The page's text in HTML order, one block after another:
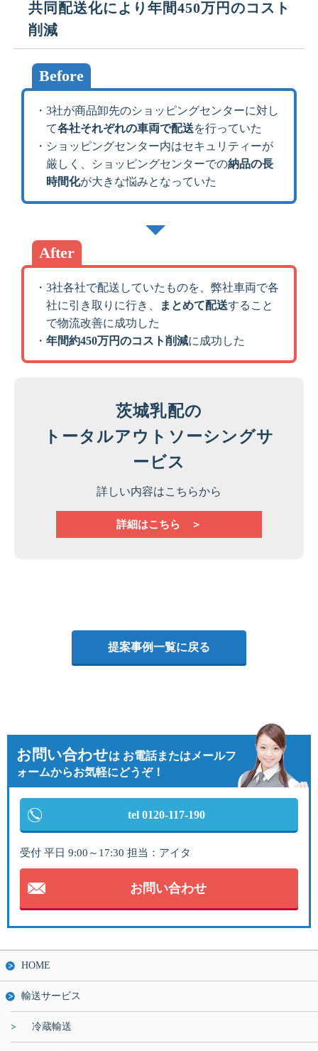
共同配送化により年間450万円のコスト
削減
Before
・3社が商品卸先のショッピングセンターに対し
て各社それぞれの車両で配送を行っていた
・ショッピングセンター内はセキュリティーが
厳しく、ショッピングセンターでの納品の長
時間化が大きな悩みとなっていた
After
・3社各社で配送していたものを、弊社車両で各
社に引き取りに行き、
まとめて配送すること
で物流改善に成功した
・ 年間約450万円のコスト削減に成功した
茨城乳配の
トータルアウトソーシングサ
ービス
詳しい内容はこちらから
詳細はこちら ＞
提案事例一覧に戻る
お問い合わせは お電話またはメールフ
ォームからお気軽にどうぞ！
tel 0120-117-190
受付 平日 9:00～17:30 担当：アイタ
お問い合わせ
HOME
輸送サービス
冷蔵輸送